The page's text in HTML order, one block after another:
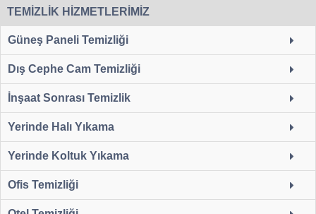
TEMİZLİK HİZMETLERİMİZ
Güneş Paneli Temizliği
Dış Cephe Cam Temizliği
İnşaat Sonrası Temizlik
Yerinde Halı Yıkama
Yerinde Koltuk Yıkama
Ofis Temizliği